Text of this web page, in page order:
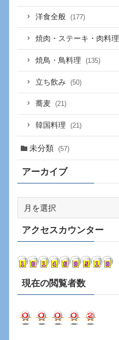
洋食全般 (177)
焼肉・ステーキ・肉料理
焼鳥・鳥料理 (135)
立ち飲み (50)
蕎麦 (21)
韓国料理 (21)
未分類 (57)
アーカイブ
カ
イ
アクセスカウンター
現在の閲覧者数